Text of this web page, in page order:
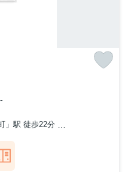
-
」駅 徒歩22分